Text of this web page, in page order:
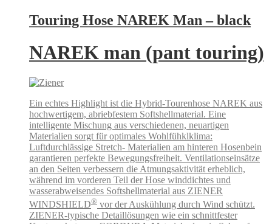
Touring Hose NAREK Man – black
NAREK man (pant touring)
Ein echtes Highlight ist die Hybrid-Tourenhose NAREK aus
hochwertigem, abriebfestem Softshellmaterial. Eine
intelligente Mischung aus verschiedenen, neuartigen
Materialien sorgt für optimales Wohlfühklklima:
Luftdurchlässige Stretch- Materialien am hinteren Hosenbein
garantieren perfekte Bewegungsfreiheit. Ventilationseinsätze
an den Seiten verbessern die Atmungsaktivität erheblich,
während im vorderen Teil der Hose winddichtes und
wasserabweisendes Softshellmaterial aus ZIENER
WINDSHIELD® vor der Auskühlung durch Wind schützt.
ZIENER-typische Detaillösungen wie ein schnittfester